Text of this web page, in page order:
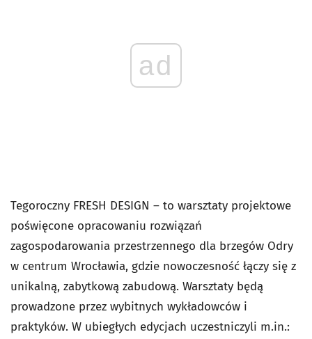
ad
Tegoroczny FRESH DESIGN – to warsztaty projektowe
poświęcone opracowaniu rozwiązań
zagospodarowania przestrzennego dla brzegów Odry
w centrum Wrocławia, gdzie nowoczesność łączy się z
unikalną, zabytkową zabudową. Warsztaty będą
prowadzone przez wybitnych wykładowców i
praktyków. W ubiegłych edycjach uczestniczyli m.in.: